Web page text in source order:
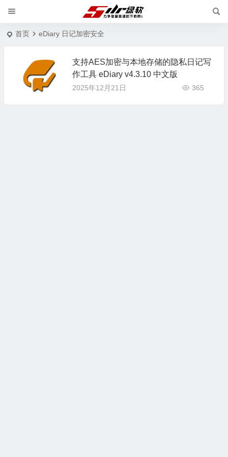
首页 eDiary 日记加密安全
支持AES加密与本地存储的隐私日记写
作工具 eDiary v4.3.10 中文版
2025年12月21日 365